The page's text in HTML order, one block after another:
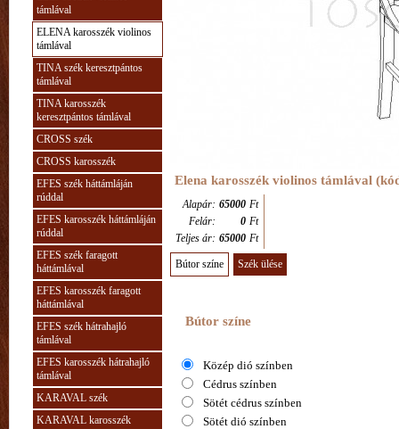
támlával
ELENA karosszék violinos
támlával
TINA szék keresztpántos
támlával
TINA karosszék
keresztpántos támlával
CROSS szék
CROSS karosszék
EFES szék háttámláján
rúddal
EFES karosszék háttámláján
rúddal
EFES szék faragott
háttámlával
EFES karosszék faragott
háttámlával
EFES szék hátrahajló
támlával
EFES karosszék hátrahajló
támlával
KARAVAL szék
KARAVAL karosszék
Elena karosszék violinos támlával
Alapár: 65000 Ft
Felár:
0 Ft
Teljes ár: 65000 Ft
Bútor színe Szék ülése
Bútor színe
Közép dió színben
Cédrus színben
Sötét cédrus színben
Sötét dió színben